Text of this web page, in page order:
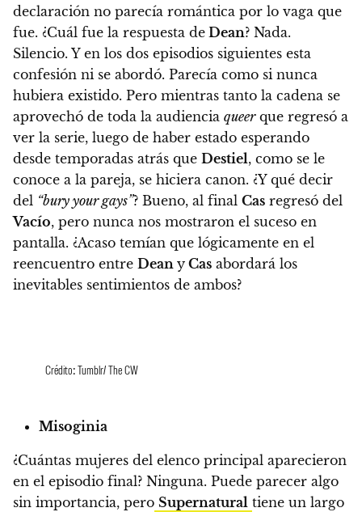
declaración no parecía romántica por lo vaga que
fue. ¿Cuál fue la respuesta de Dean? Nada.
Silencio. Y en los dos episodios siguientes esta
confesión ni se abordó. Parecía como si nunca
hubiera existido. Pero mientras tanto la cadena se
aprovechó de toda la audiencia queerque regresó a
ver la serie, luego de haber estado esperando
desde temporadas atrás que Destiel, como se le
conoce a la pareja, se hiciera canon. ¿Y qué decir
del “bury your gays”? Bueno, al final Cas regresó del
Vacío, pero nunca nos mostraron el suceso en
pantalla. ¿Acaso temían que lógicamente en el
reencuentro entre Dean y Cas abordará los
inevitables sentimientos de ambos?
Crédito: Tumblr/ The CW
Misoginia
¿Cuántas mujeres del elenco principal aparecieron
en el episodio final? Ninguna. Puede parecer algo
sin importancia, pero Supernatural tiene un largo